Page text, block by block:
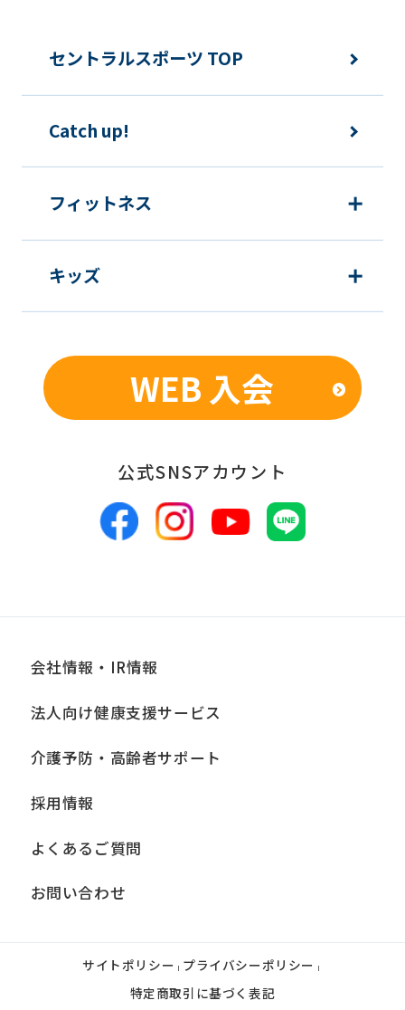
セントラルスポーツ TOP
Catch up!
フィットネス
キッズ
WEB 入会
公式SNSアカウント
会社情報・IR情報
法人向け健康支援サービス
介護予防・高齢者サポート
採用情報
よくあるご質問
お問い合わせ
サイトポリシー | プライバシーポリシー |
特定商取引に基づく表記